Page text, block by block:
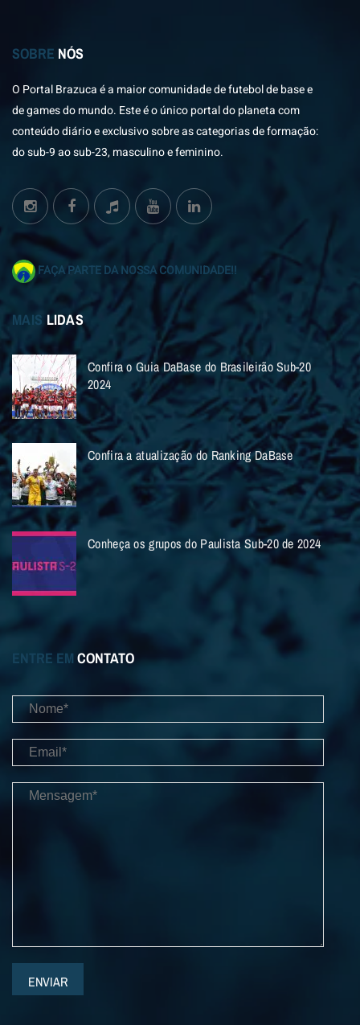
SOBRE NÓS
O Portal Brazuca é a maior comunidade de futebol de base e
de games do mundo. Este é o único portal do planeta com
conteúdo diário e exclusivo sobre as categorias de formação:
do sub-9 ao sub-23, masculino e feminino.
FAÇA PARTE DA NOSSA COMUNIDADE!!
MAIS LIDAS
Confira o Guia DaBase do Brasileirão Sub-20
2024
Confira a atualização do Ranking DaBase
Conheça os grupos do Paulista Sub-20 de 2024
ENTRE EM CONTATO
ENVIAR